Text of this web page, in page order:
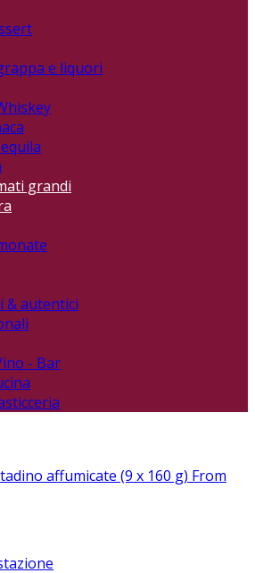
e liquori
grandi
& autentici
- Bar
affumicate (9 x 160 g) From